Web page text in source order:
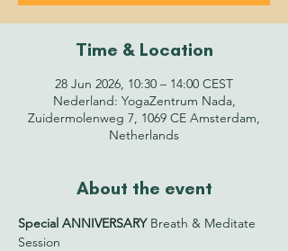
Time & Location
28 Jun 2026, 10:30 – 14:00 CEST
Nederland: YogaZentrum Nada,
Zuidermolenweg 7, 1069 CE Amsterdam,
Netherlands
About the event
Special ANNIVERSARY Breath & Meditate
Session